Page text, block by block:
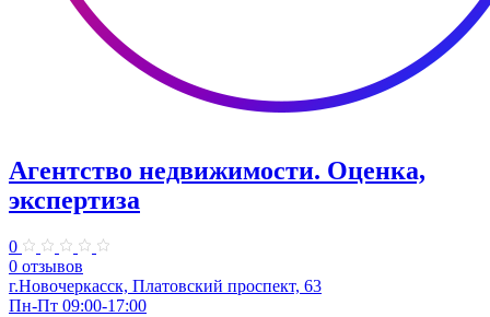
Агентство недвижимости. Оценка,
экспертиза
0
0 отзывов
г.Новочеркасск, Платовский проспект, 63
Пн-Пт 09:00-17:00